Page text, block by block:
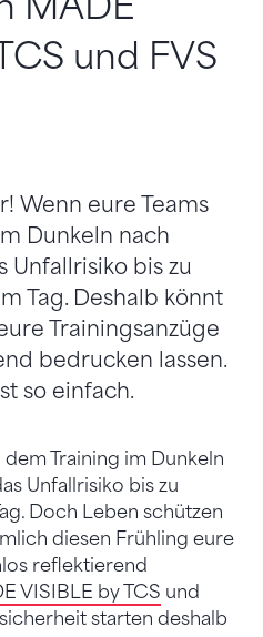
und FVS
Wenn eure Teams
Dunkeln nach
Unfallrisiko bis zu
Tag. Deshalb könnt
Trainingsanzüge
bedrucken lassen.
so einfach.
Training im Dunkeln
Unfallrisiko bis zu
Doch Leben schützen
diesen Frühling eure
reflektierend
VISIBLE by TCS und
starten deshalb